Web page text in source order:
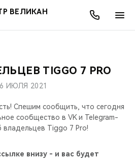
ВЕЛИКАН
МОДЕЛИ
CHERY
АКЦИИ
СЕРВИСЫ
КОМПАНИИTIGGO 7 PRO
ИЮЛЯ 2021
Спешим сообщить, что сегодня
сообщество в VK и Telegram-
владельцев Tiggo 7 Pro!
внизу - и вас будет